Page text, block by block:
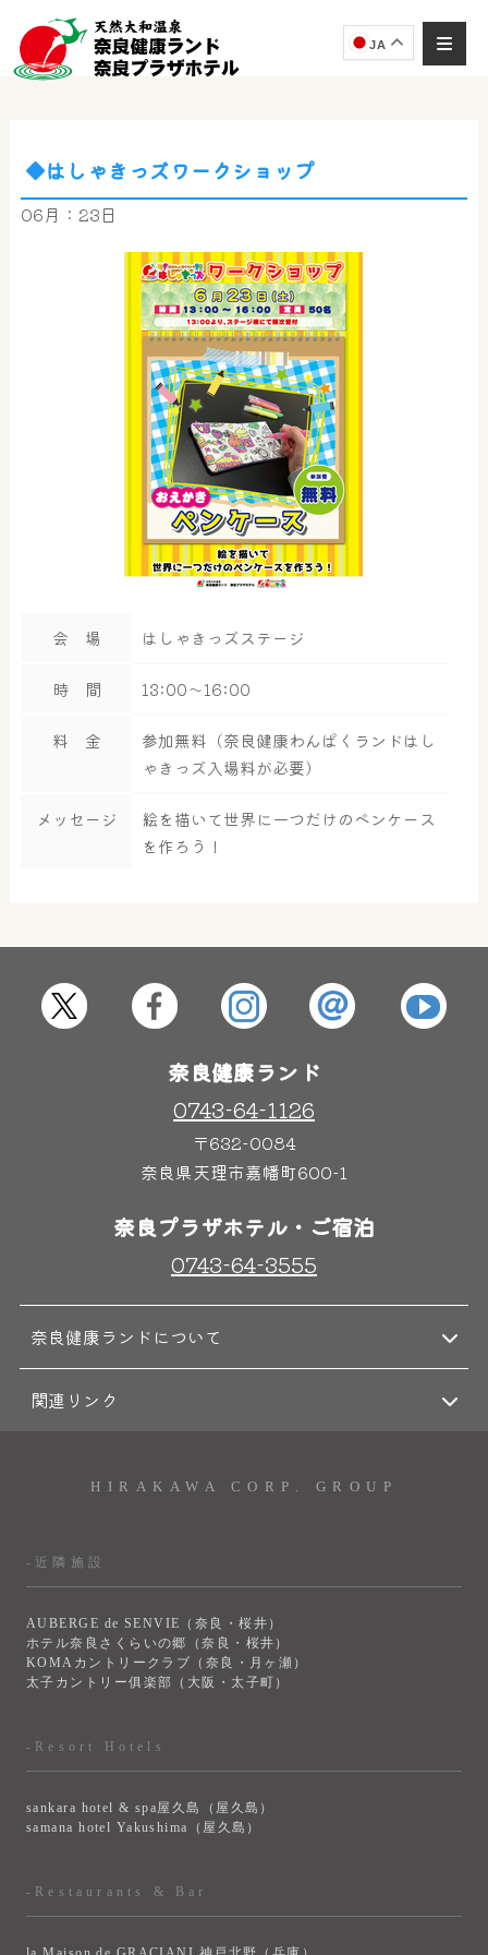
JA
屋内レジャープール グルメ
奈良わんぱくランド
その他施設 ご宿泊
◆はしゃきっズワークショップ
06月：23日
会 場 はしゃきっズステージ
時 間 13:00～16:00
料 金
参加無料（奈良健康わんぱくランドはし
ゃきっズ入場料が必要）
メッセージ
絵を描いて世界に一つだけのペンケース
を作ろう！
奈良健康ランド
0743-64-1126
〒632-0084
奈良県天理市嘉幡町600-1
奈良プラザホテル・ご宿泊
0743-64-3555
奈良健康ランドについて
関連リンク
HIRAKAWA CORP. GROUP
-近隣施設
AUBERGE de SENVIE（奈良・桜井）
ホテル奈良さくらいの郷（奈良・桜井）
KOMAカントリークラブ（奈良・月ヶ瀬）
太子カントリー俱楽部（大阪・太子町）
-Resort Hotels
sankara hotel & spa屋久島（屋久島）
samana hotel Yakushima（屋久島）
-Restaurants & Bar
奈良健康ランド AIコンシェルジュです。
ご質問をお伺いします。